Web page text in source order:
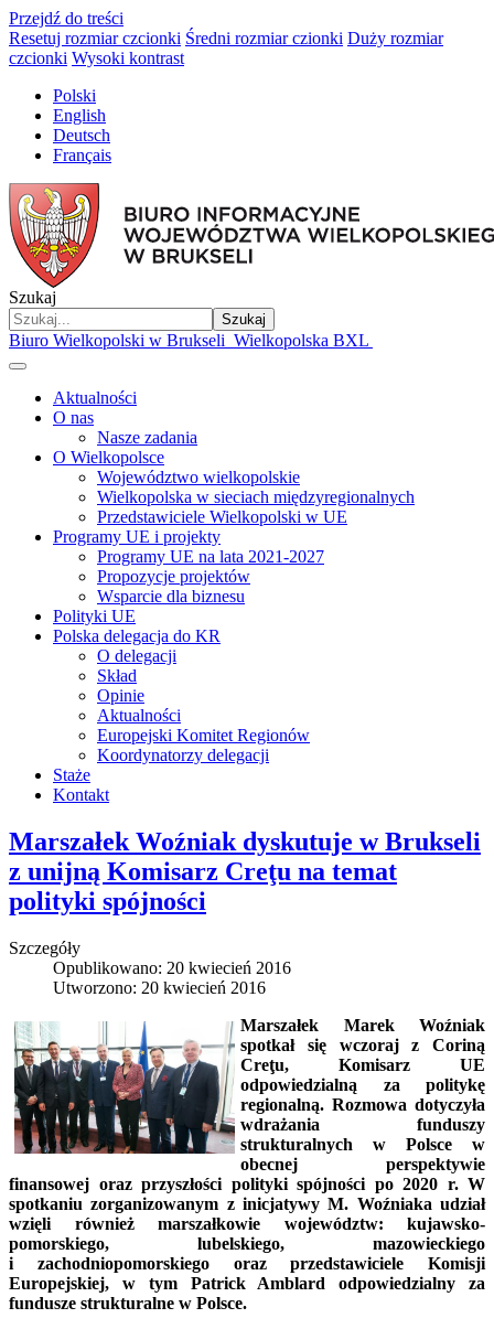
Przejdź do treści
Resetuj rozmiar czcionki Średni rozmiar czionki Duży rozmiar
czcionki Wysoki kontrast
Polski
English
Deutsch
Français
Szukaj
Szukaj
Biuro Wielkopolski w Brukseli Wielkopolska BXL
Aktualności
O nas
Nasze zadania
O Wielkopolsce
Województwo wielkopolskie
Wielkopolska w sieciach międzyregionalnych
Przedstawiciele Wielkopolski w UE
Programy UE i projekty
Programy UE na lata 2021-2027
Propozycje projektów
Wsparcie dla biznesu
Polityki UE
Polska delegacja do KR
O delegacji
Skład
Opinie
Aktualności
Europejski Komitet Regionów
Koordynatorzy delegacji
Staże
Kontakt
Marszałek Woźniak dyskutuje w Brukseli
z unijną Komisarz Creţu na temat
polityki spójności
Szczegóły
Opublikowano: 20 kwiecień 2016
Utworzono: 20 kwiecień 2016
Marszałek Marek Woźniak
spotkał się wczoraj z Coriną
Creţu, Komisarz UE
odpowiedzialną za politykę
regionalną. Rozmowa dotyczyła
wdrażania funduszy
strukturalnych w Polsce w
obecnej perspektywie
finansowej oraz przyszłości polityki spójności po 2020 r. W
spotkaniu zorganizowanym z inicjatywy M. Woźniaka udział
wzięli również marszałkowie województw: kujawsko-
pomorskiego, lubelskiego, mazowieckiego
i zachodniopomorskiego oraz przedstawiciele Komisji
Europejskiej, w tym Patrick Amblard odpowiedzialny za
fundusze strukturalne w Polsce.